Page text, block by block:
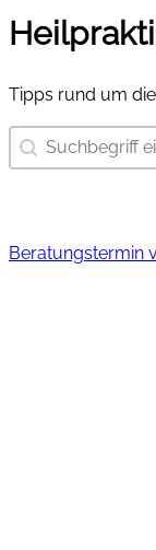
Tipps rund um
Suchbegriff
Beratungstermin